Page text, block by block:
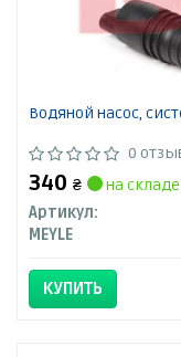
Водяной насос,
0
340 ₴
на складе
Артикул:
MEYLE
КУПИТЬ